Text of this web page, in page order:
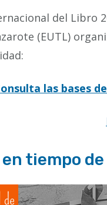
del Libro
(EUTL)
las bases
tiempo de